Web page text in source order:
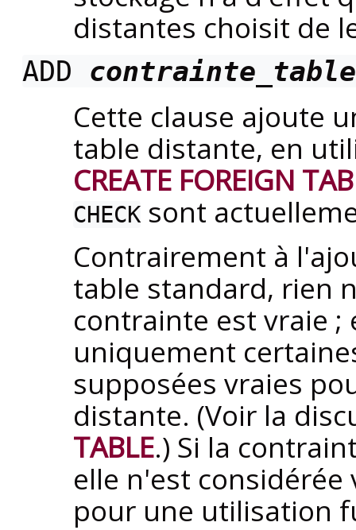
distantes choisit de
ADD contrainte_table
Cette clause ajoute
table distante, en
CREATE FOREIGN
CHECK sont
Contrairement à
table standard, rien
contrainte est vraie
uniquement
supposées vraies
distante. (Voir la
TABLE.) Si la
elle n'est
pour une utilisation